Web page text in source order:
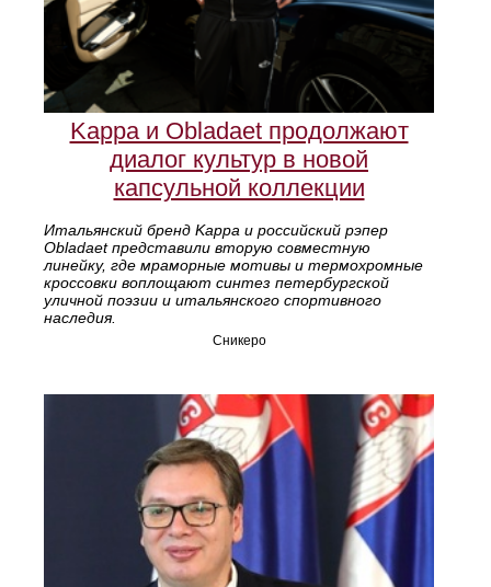
Kappa и Obladaet продолжают
диалог культур в новой
капсульной коллекции
Итальянский бренд Kappa и российский рэпер
Obladaet представили вторую совместную
линейку, где мраморные мотивы и термохромные
кроссовки воплощают синтез петербургской
уличной поэзии и итальянского спортивного
наследия.
Сникеро